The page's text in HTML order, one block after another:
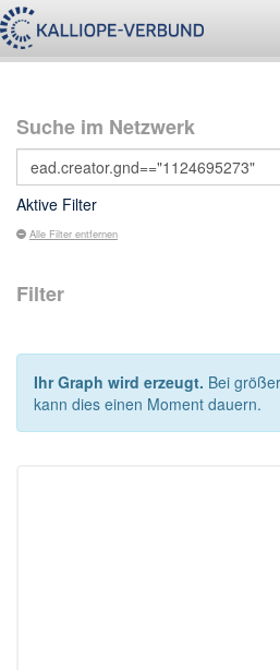
Suche im Netzwerk
Aktive Filter
Alle Filter entfernen
Filter
Ihr Graph wird erzeugt. Bei
kann dies einen Moment dauern.